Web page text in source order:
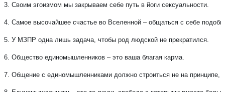
3. Своим эгоизмом мы закрываем себе путь в йоги сексуальности.
4. Самое высочайшее счастье во Вселенной – общаться с себе
5. У МЗПР одна лишь задача, чтобы род людской не прекратился.
6. Общество единомышленников – это ваша благая карма.
7. Общение с единомышленниками должно строиться не на принципе,